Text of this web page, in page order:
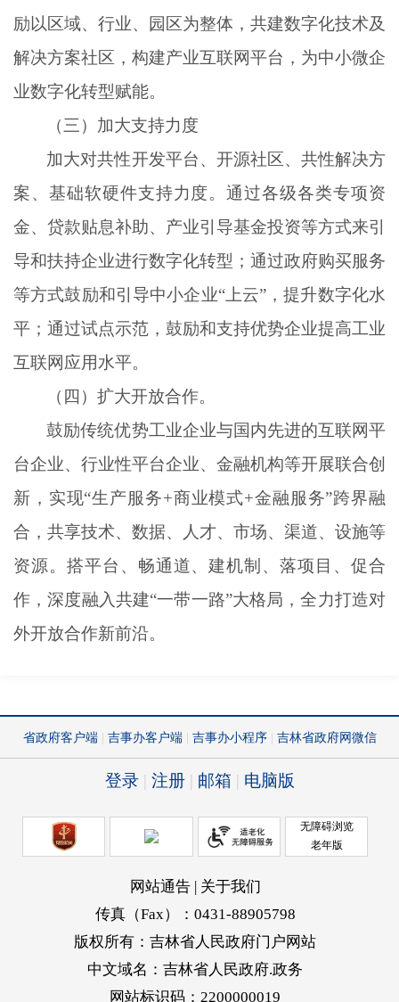
励以区域、行业、园区为整体，共建数字化技术及
解决方案社区，构建产业互联网平台，为中小微企
业数字化转型赋能。
（三）加大支持力度
加大对共性开发平台、开源社区、共性解决方
案、基础软硬件支持力度。通过各级各类专项资
金、贷款贴息补助、产业引导基金投资等方式来引
导和扶持企业进行数字化转型；通过政府购买服务
等方式鼓励和引导中小企业“上云”，提升数字化水
平；通过试点示范，鼓励和支持优势企业提高工业
互联网应用水平。
（四）扩大开放合作。
鼓励传统优势工业企业与国内先进的互联网平
台企业、行业性平台企业、金融机构等开展联合创
新，实现“生产服务+商业模式+金融服务”跨界融
合，共享技术、数据、人才、市场、渠道、设施等
资源。搭平台、畅通道、建机制、落项目、促合
作，深度融入共建“一带一路”大格局，全力打造对
外开放合作新前沿。